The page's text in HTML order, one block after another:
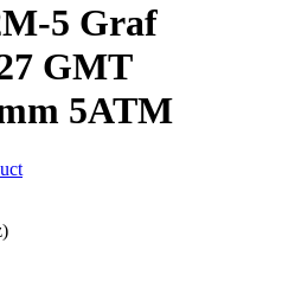
5 Graf
GMT
5ATM